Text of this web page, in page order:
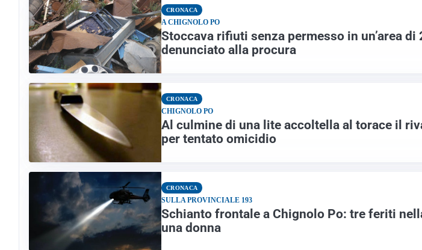
CRONACA
A CHIGNOLO PO
Stoccava rifiuti senza permesso in un’area di
denunciato alla procura
CRONACA
CHIGNOLO PO
Al culmine di una lite accoltella al torace il
per tentato omicidio
CRONACA
SULLA PROVINCIALE 193
Schianto frontale a Chignolo Po: tre feriti
una donna